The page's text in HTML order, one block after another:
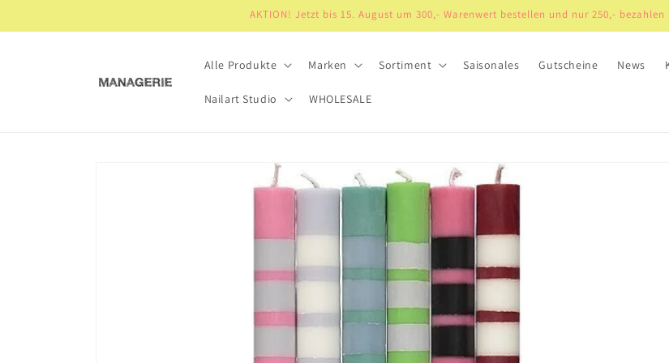
Inhalt
AKTION! Jetzt bis 15. August um 300,- Warenwert bestellen und nur 250,-
Alle Produkte Marken Sortiment Saisonales Gutscheine News
Nailart Studio WHOLESALE